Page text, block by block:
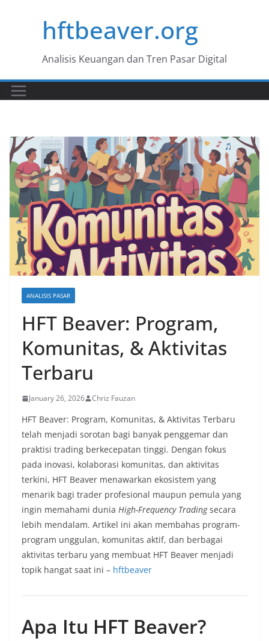
hftbeaver.org
Analisis Keuangan dan Tren Pasar Digital
ANALISIS PASAR
HFT Beaver: Program,
Komunitas, & Aktivitas
Terbaru
January 26, 2026 Chriz Fauzan
HFT Beaver: Program, Komunitas, & Aktivitas Terbaru
telah menjadi sorotan bagi banyak penggemar dan
praktisi trading berkecepatan tinggi. Dengan fokus
pada inovasi, kolaborasi komunitas, dan aktivitas
terkini, HFT Beaver menawarkan ekosistem yang
menarik bagi trader profesional maupun pemula yang
ingin memahami dunia High-Frequency Tradingsecara
lebih mendalam. Artikel ini akan membahas program-
program unggulan, komunitas aktif, dan berbagai
aktivitas terbaru yang membuat HFT Beaver menjadi
topik hangat saat ini – hftbeaver
Apa Itu HFT Beaver?